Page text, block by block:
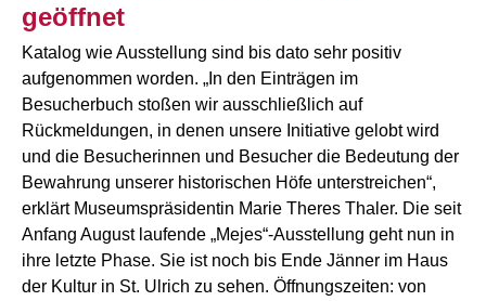
geöffnet
Katalog wie Ausstellung sind bis dato sehr positiv
aufgenommen worden. „In den Einträgen im
Besucherbuch stoßen wir ausschließlich auf
Rückmeldungen, in denen unsere Initiative gelobt wird
und die Besucherinnen und Besucher die Bedeutung der
Bewahrung unserer historischen Höfe unterstreichen“,
erklärt Museumspräsidentin Marie Theres Thaler. Die seit
Anfang August laufende „Mejes“-Ausstellung geht nun in
ihre letzte Phase. Sie ist noch bis Ende Jänner im Haus
der Kultur in St. Ulrich zu sehen. Öffnungszeiten: von